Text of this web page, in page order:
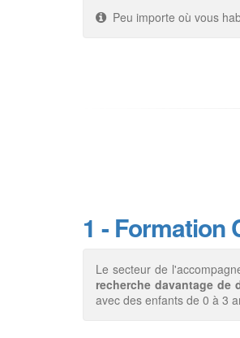
Peu importe où vous
1 - Formation
Le secteur de
recherche davantage de
avec des enfants de 0 à 3